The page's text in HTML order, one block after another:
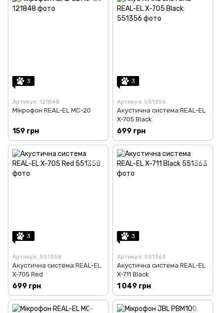
3
Артикул: 121848
Мікрофон REAL-EL MC-20
159 грн
3
Артикул: 551356
Акустична система REAL-EL
X-705 Black
699 грн
3
Артикул: 551358
Акустична система REAL-EL
X-705 Red
699 грн
3
Артикул: 551363
Акустична система REAL-EL
X-711 Black
1 049 грн